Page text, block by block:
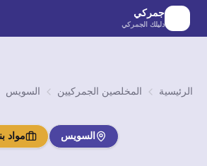
الانتقال إلى المحتوى الرئيسي
جمركي
دليلك الجمركي
الرئيسية المخلصين الجمركيين السويس
السويس مواد